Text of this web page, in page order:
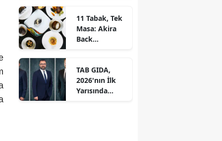
11 Tabak, Tek
Masa: Akira
Back
Chef’s Table
TAB GIDA,
2026'nın İlk
Yarısında